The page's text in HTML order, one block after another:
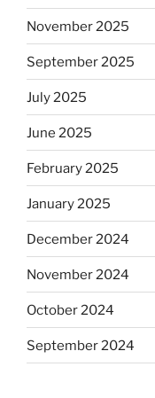
November 2025
September 2025
July 2025
June 2025
February 2025
January 2025
December 2024
November 2024
October 2024
September 2024